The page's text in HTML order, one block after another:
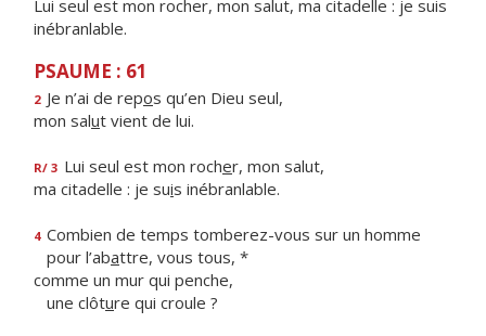
Lui seul est mon rocher, mon salut, ma citadelle : je suis
inébranlable.
PSAUME : 61
2 Je n’ai de repos qu’en Dieu seul,
mon salut vient de lui.
R/ 3 Lui seul est mon rocher, mon salut,
ma citadelle : je suis inébranlable.
4 Combien de temps tomberez-vous sur un homme
pour l’abattre, vous tous, *
comme un mur qui penche,
une clôture qui croule ?